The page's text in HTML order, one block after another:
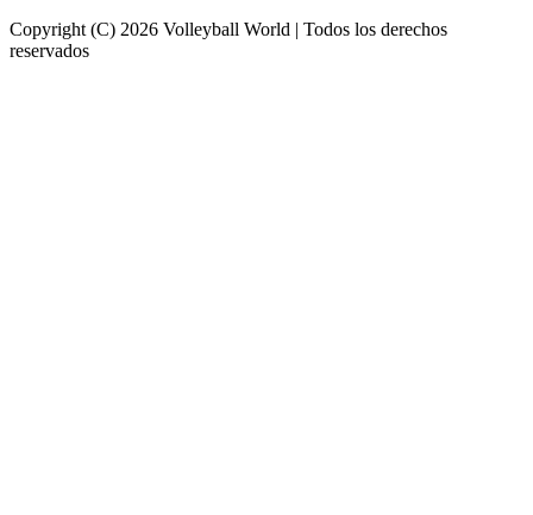
Copyright (C) 2026 Volleyball World | Todos los derechos
reservados